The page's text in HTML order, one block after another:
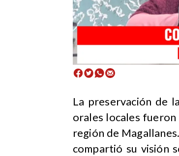
La preservación de
orales locales
región de
compartió su visión